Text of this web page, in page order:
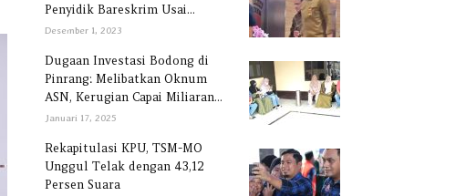
Penyidik Bareskrim Usai...
Desember 1, 2023
Dugaan Investasi Bodong di
Pinrang: Melibatkan Oknum
ASN, Kerugian Capai Miliaran...
Januari 17, 2025
Rekapitulasi KPU, TSM-MO
Unggul Telak dengan 43,12
Persen Suara